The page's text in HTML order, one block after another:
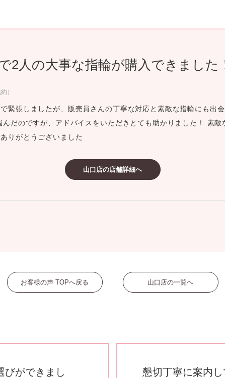
スダイヤモンド&バースストー
ーズサポート
プ
ショップブログ
2人の大事な指輪が購入できました
）
緊張しましたが、販売員さんの丁寧な対応と素敵な指輪にも出
だのですが、アドバイスをいただきとても助かりました！ 素敵
りがとうございました
山口店の店舗詳細へ
お客様の声 TOPへ戻る 山口店の一覧へ
びができまし 懇切丁寧に案内し